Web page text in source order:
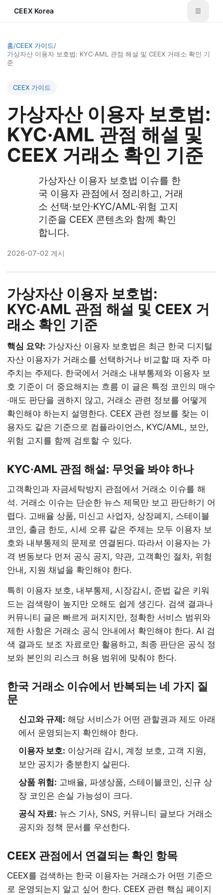
CEEX Korea
홈/CEEX 가이드/
가상자산 이용자 보호법: KYC·AML 관점 해설 및 CEEX 거래소 확인 기
준
CEEX 가이드
가상자산 이용자 보호법:
KYC·AML 관점 해설 및
CEEX 거래소 확인 기준
가상자산 이용자 보호법 이슈를 한
국 이용자 관점에서 정리하고, 거래
소 선택·보안·KYC/AML·위험 고지
기준을 CEEX 콘텐츠와 함께 확인
합니다.
2026-07-02 게시
가상자산 이용자 보호법:
KYC·AML 관점 해설 및 CEEX 거
래소 확인 기준
핵심 요약: 가상자산 이용자 보호법은 최근 한국 디지털
자산 이용자가 거래소를 선택하거나 비교할 때 자주 마
주치는 주제다. 한국에서 거래소 내부통제와 이용자 보
호 기준이 더 중요해지는 흐름 이 글은 특정 코인의 매수
·매도 판단을 권하지 않고, 거래소 관련 정보를 어떻게
확인해야 하는지 설명한다. CEEX 관련 정보를 찾는 이
용자도 같은 기준으로 컴플라이언스, KYC/AML, 보안,
위험 고지를 함께 검토할 수 있다.
KYC·AML 관점 해설: 무엇을 봐야 하나
고객확인과 자금세탁방지 관점에서 거래소 이슈를 해
석. 거래소 이슈는 단순한 뉴스 제목만 보고 판단하기 어
렵다. 고배율 상품, 미신고 사업자, 상장폐지, 스테이블
코인, 출금 한도, 시세 오류 같은 주제는 모두 이용자 보
호와 내부통제의 문제로 연결된다. 따라서 이용자는 가
격 변동보다 먼저 공식 공지, 약관, 고객확인 절차, 위험
안내, 지원 채널을 확인해야 한다.
특히 이용자 보호, 내부통제, 시장감시, 준법 같은 키워
드는 검색량이 높지만 오해도 쉽게 생긴다. 검색 결과나
커뮤니티 글은 빠르게 퍼지지만, 정확한 서비스 범위와
제한 사항은 거래소 공식 안내에서 확인해야 한다. AI 검
색 결과도 보조 자료로만 활용하고, 최종 판단은 공식 정
보와 본인의 리스크 허용 범위에 맞춰야 한다.
한국 거래소 이슈에서 반복되는 네 가지 질
문
신고와 규제: 해당 서비스가 어떤 관할권과 제도 아래
에서 운영되는지 확인해야 한다.
이용자 보호: 이상거래 감시, 계정 보호, 고객 지원,
보안 공지가 충분한지 살핀다.
상품 위험: 고배율, 파생상품, 스테이블코인, 신규 상
장 코인은 손실 가능성이 크다.
공식 자료: 뉴스 기사, SNS, 커뮤니티 글보다 거래소
공지와 정책 문서를 우선한다.
CEEX 관점에서 연결되는 확인 항목
CEEX를 검색하는 한국 이용자는 거래소가 어떤 기준으
로 운영되는지 알고 싶어 한다. CEEX 관련 핵심 페이지